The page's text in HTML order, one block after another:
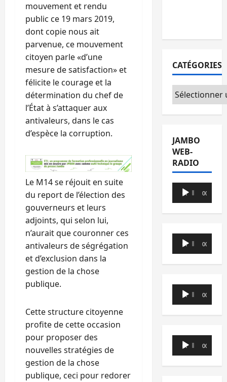
mouvement et rendu
public ce 19 mars 2019,
dont copie nous ait
parvenue, ce mouvement
citoyen parle «d’une
mesure de satisfaction» et
félicite le courage et la
détermination du chef de
l’État à s’attaquer aux
antivaleurs, dans le cas
d’espèce la corruption.
Le M14 se réjouit en suite
du report de l’élection des
gouverneurs et leurs
adjoints, qui selon lui,
n’aurait que couronner ces
antivaleurs de ségrégation
et d’exclusion dans la
gestion de la chose
publique.
Cette structure citoyenne
profite de cette occasion
pour proposer des
nouvelles stratégies de
gestion de la chose
publique, ceci pour redorer
CATÉGORIES
Catégories
JAMBO
WEB-
RADIO
Lecteur
audio
00:00 00:00
Lecteur
audio
00:00 00:00
Lecteur
audio
00:00 00:00
Lecteur
audio
00:00 00:00